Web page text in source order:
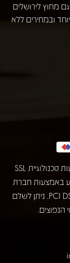
מחוץ לירושלים
ובמחירים ללא
האתר מאובטח ברמת הצפנה גבוהה באמצעות טכנולוגיית SSL
באמצעות חברת
COMAX בהתאם לתקן האבטחה המחמיר PCI DSS. ניתן לשלם
הנפוצים.